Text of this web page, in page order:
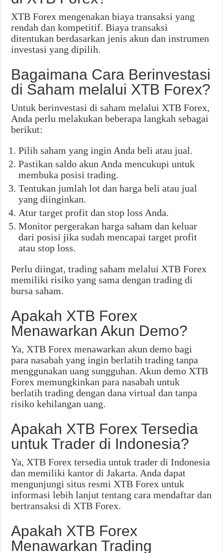
XTB Forex mengenakan biaya transaksi yang
rendah dan kompetitif. Biaya transaksi
ditentukan berdasarkan jenis akun dan instrumen
investasi yang dipilih.
Bagaimana Cara Berinvestasi
di Saham melalui XTB Forex?
Untuk berinvestasi di saham melalui XTB Forex,
Anda perlu melakukan beberapa langkah sebagai
berikut:
Pilih saham yang ingin Anda beli atau jual.
Pastikan saldo akun Anda mencukupi untuk
membuka posisi trading.
Tentukan jumlah lot dan harga beli atau jual
yang diinginkan.
Atur target profit dan stop loss Anda.
Monitor pergerakan harga saham dan keluar
dari posisi jika sudah mencapai target profit
atau stop loss.
Perlu diingat, trading saham melalui XTB Forex
memiliki risiko yang sama dengan trading di
bursa saham.
Apakah XTB Forex
Menawarkan Akun Demo?
Ya, XTB Forex menawarkan akun demo bagi
para nasabah yang ingin berlatih trading tanpa
menggunakan uang sungguhan. Akun demo XTB
Forex memungkinkan para nasabah untuk
berlatih trading dengan dana virtual dan tanpa
risiko kehilangan uang.
Apakah XTB Forex Tersedia
untuk Trader di Indonesia?
Ya, XTB Forex tersedia untuk trader di Indonesia
dan memiliki kantor di Jakarta. Anda dapat
mengunjungi situs resmi XTB Forex untuk
informasi lebih lanjut tentang cara mendaftar dan
bertransaksi di XTB Forex.
Apakah XTB Forex
Menawarkan Trading